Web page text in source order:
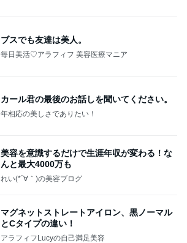
ブスでも友達は美人。
毎日美活♡アラフィフ 美容医療マニア
カール君の最後のお話しを聞いてください。
年相応の美しさでありたい！
美容を意識するだけで生涯年収が変わる！な
んと最大4000万も
れい(*´∀｀)の美容ブログ
マグネットストレートアイロン、黒ノーマル
とCタイプの違い！
アラフィフLucyの自己満足美容